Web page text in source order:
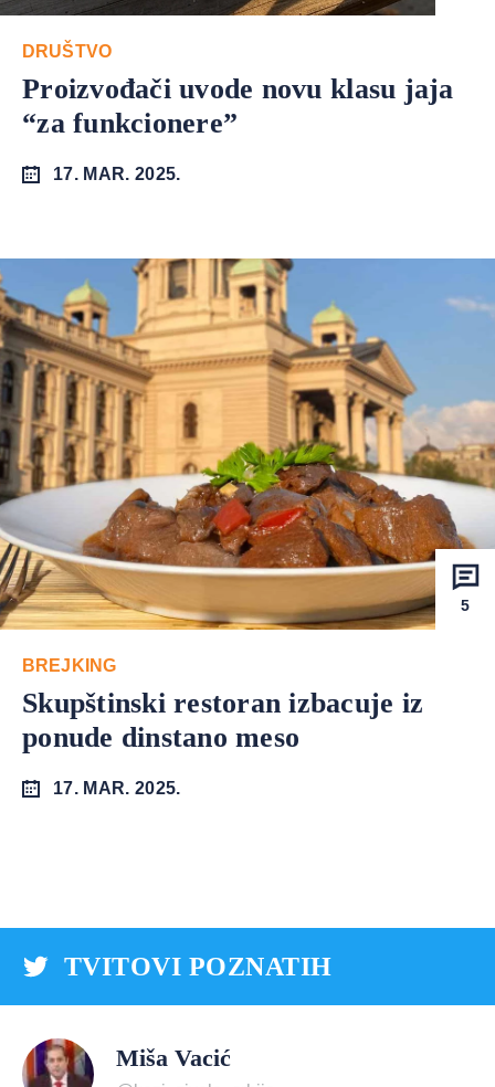
DRUŠTVO
Proizvođači uvode novu klasu jaja
“za funkcionere”
17. MAR. 2025.
5
BREJKING
Skupštinski restoran izbacuje iz
ponude dinstano meso
17. MAR. 2025.
TVITOVI POZNATIH
Miša Vacić